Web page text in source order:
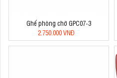
Ghế phòng chờ GPC07-3
2.750.000 VNĐ